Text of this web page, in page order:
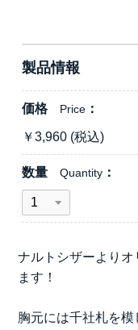
製品情報
価格 Price
￥3,960 (税込)
数量 Quantity
ナルトシザーよりオ
ます！
胸元には千社札を